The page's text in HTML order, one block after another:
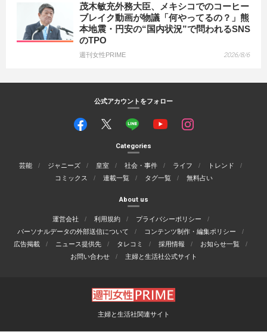
茂木敏充外務大臣、メキシコでのコーヒー
ブレイク動画が物議「何やってるの？」熊
本地震・円安の“国内状況”で問われるSNS
のTPO
週刊女性PRIME 2026/8/6
公式アカウントをフォロー
Categories
芸能 ジャニーズ 皇室 社会・事件 ライフ
トレンド
コミックス
連載一覧 タグ一覧 無料占い
About us
運営会社 利用規約
プライバシーポリシー
パーソナルデータの外部送信について
コンテンツ制作・編集ポリシー
広告掲載
ニュース提供先 タレコミ 採用情報
お知らせ一覧
お問い合わせ
主婦と生活社公式サイト
主婦と生活社関連サイト